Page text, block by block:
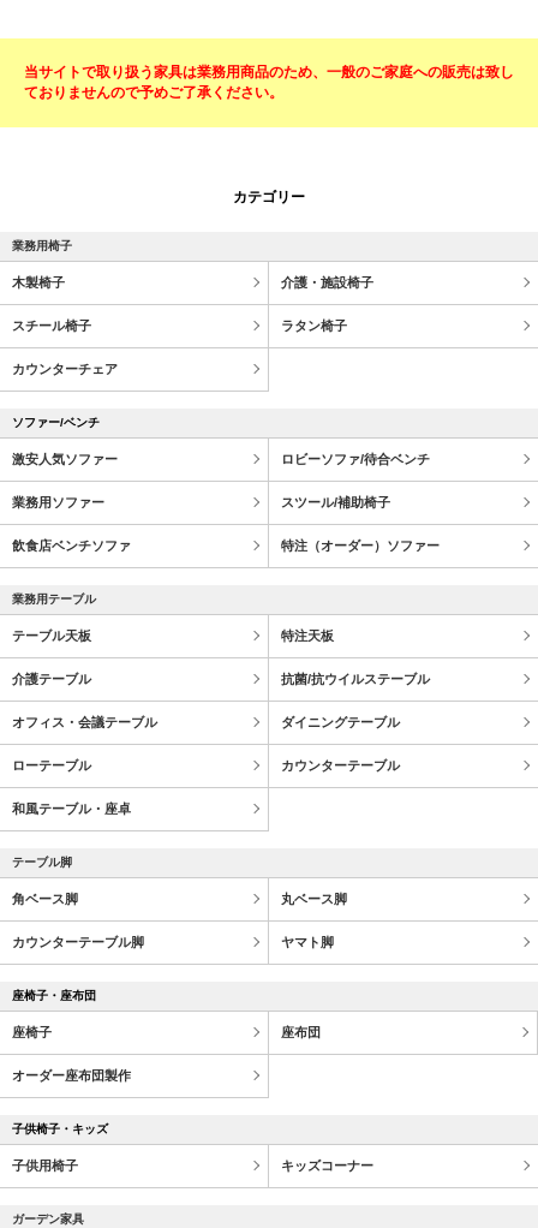
当サイトで取り扱う家具は業務用商品のため、一般のご家庭への販売は致し
ておりませんので予めご了承ください。
カテゴリー
業務用椅子
木製椅子 介護・施設椅子
スチール椅子 ラタン椅子
カウンターチェア
ソファー/ベンチ
激安人気ソファー ロビーソファ/待合ベンチ
業務用ソファー スツール/補助椅子
飲食店ベンチソファ 特注（オーダー）ソファー
業務用テーブル
テーブル天板 特注天板
介護テーブル 抗菌/抗ウイルステーブル
オフィス・会議テーブル ダイニングテーブル
ローテーブル カウンターテーブル
和風テーブル・座卓
テーブル脚
角ベース脚 丸ベース脚
カウンターテーブル脚 ヤマト脚
座椅子・座布団
座椅子 座布団
オーダー座布団製作
子供椅子・キッズ
子供用椅子 キッズコーナー
ガーデン家具